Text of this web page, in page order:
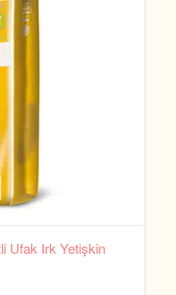
Ufak Irk Yetişkin